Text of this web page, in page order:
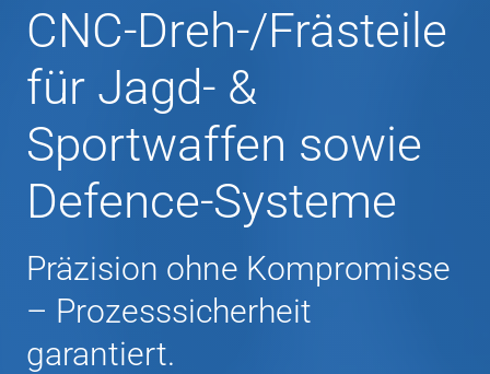
CNC‑Dreh‑/Frästeile
für Jagd‑ &
Sportwaffen sowie
Defence‑Systeme
Präzision ohne Kompromisse
– Prozesssicherheit
garantiert.